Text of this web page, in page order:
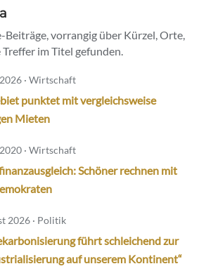
Beiträge, vorrangig über Kürzel, Orte,
im Titel gefunden.
· Wirtschaft
punktet mit vergleichsweise
Mieten
· Wirtschaft
Schöner rechnen mit
2026 · Politik
führt schleichend zur
auf unserem Kontinent“